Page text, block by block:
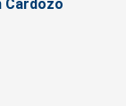
Cardozo